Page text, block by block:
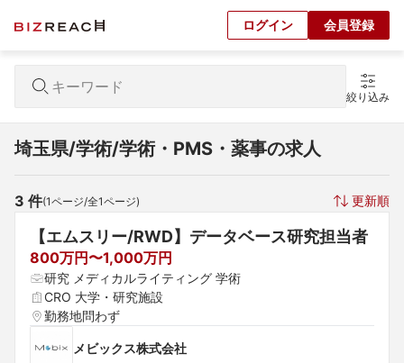
ログイン 会員登録
絞り込み
埼玉県/学術/学術・PMS・薬事の求人
3 件(1ページ/全1ページ) 更新順
【エムスリー/RWD】データベース研究担当者
800万円〜1,000万円
研究 メディカルライティング 学術
CRO 大学・研究施設
勤務地問わず
メビックス株式会社